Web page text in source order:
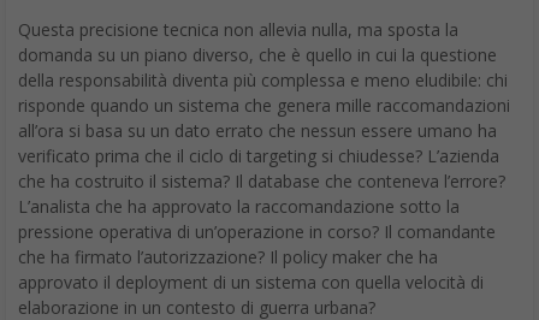
Questa precisione tecnica non allevia nulla, ma sposta la
domanda su un piano diverso, che è quello in cui la questione
della responsabilità diventa più complessa e meno eludibile: chi
risponde quando un sistema che genera mille raccomandazioni
all’ora si basa su un dato errato che nessun essere umano ha
verificato prima che il ciclo di targeting si chiudesse? L’azienda
che ha costruito il sistema? Il database che conteneva l’errore?
L’analista che ha approvato la raccomandazione sotto la
pressione operativa di un’operazione in corso? Il comandante
che ha firmato l’autorizzazione? Il policy maker che ha
approvato il deployment di un sistema con quella velocità di
elaborazione in un contesto di guerra urbana?